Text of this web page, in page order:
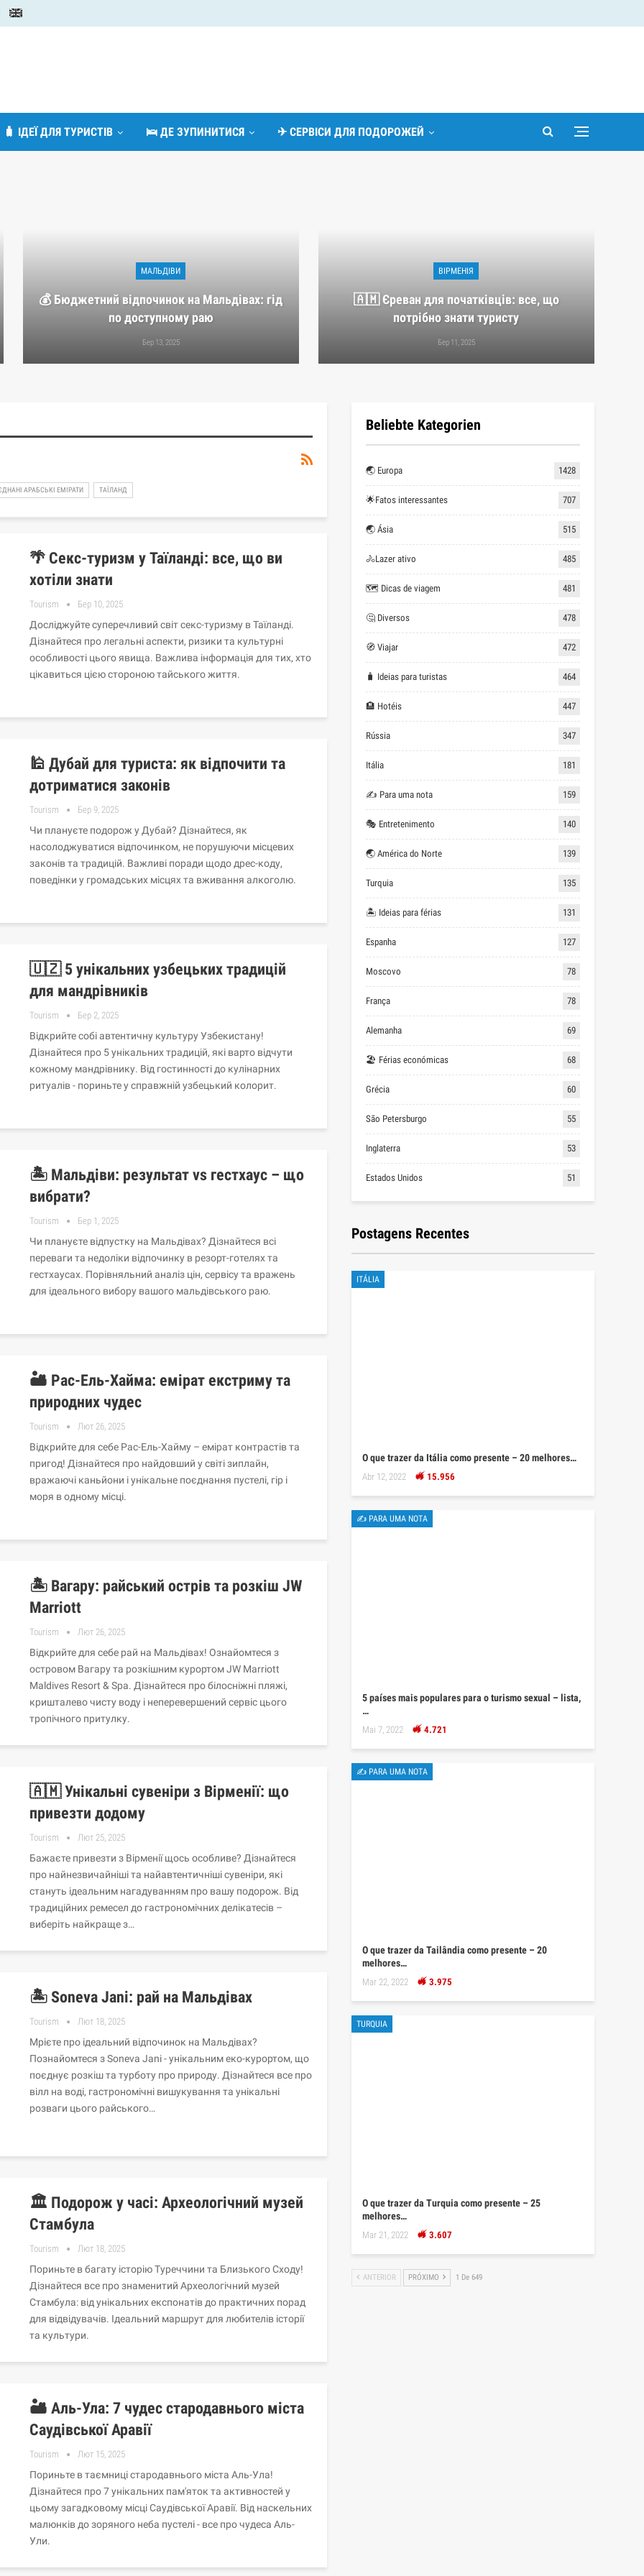
🧳 ІДЕЇ ДЛЯ ТУРИСТІВ 🛌 ДЕ ЗУПИНИТИСЯ ✈ СЕРВІСИ ДЛЯ ПОДОРОЖЕЙ
МАЛЬДІВИ
💰 Бюджетний відпочинок на Мальдівах: гід
по доступному раю
Бер 13, 2025
ВІРМЕНІЯ
🇦🇲 Єреван для початківців: все, що
потрібно знати туристу
Бер 11, 2025
АРАБСЬКІ ЕМІРАТИ ТАЇЛАНД
🌴 Секс-туризм у Таїланді: все, що ви
хотіли знати
Tourism Бер 10, 2025
Досліджуйте суперечливий світ секс-туризму в Таїланді.
Дізнайтеся про легальні аспекти, ризики та культурні
особливості цього явища. Важлива інформація для тих, хто
цікавиться цією стороною тайського життя.
🕌 Дубай для туриста: як відпочити та
дотриматися законів
Tourism Бер 9, 2025
Чи плануєте подорож у Дубай? Дізнайтеся, як
насолоджуватися відпочинком, не порушуючи місцевих
законів та традицій. Важливі поради щодо дрес-коду,
поведінки у громадських місцях та вживання алкоголю.
🇺🇿 5 унікальних узбецьких традицій
для мандрівників
Tourism Бер 2, 2025
Відкрийте собі автентичну культуру Узбекистану!
Дізнайтеся про 5 унікальних традицій, які варто відчути
кожному мандрівнику. Від гостинності до кулінарних
ритуалів - пориньте у справжній узбецький колорит.
🏝️ Мальдіви: результат vs гестхаус – що
вибрати?
Tourism Бер 1, 2025
Чи плануєте відпустку на Мальдівах? Дізнайтеся всі
переваги та недоліки відпочинку в резорт-готелях та
гестхаусах. Порівняльний аналіз цін, сервісу та вражень
для ідеального вибору вашого мальдівського раю.
🏜️ Рас-Ель-Хайма: емірат екстриму та
природних чудес
Tourism Лют 26, 2025
Відкрийте для себе Рас-Ель-Хайму – емірат контрастів та
пригод! Дізнайтеся про найдовший у світі зиплайн,
вражаючі каньйони і унікальне поєднання пустелі, гір і
моря в одному місці.
🏝️ Вагару: райський острів та розкіш JW
Marriott
Tourism Лют 26, 2025
Відкрийте для себе рай на Мальдівах! Ознайомтеся з
островом Вагару та розкішним курортом JW Marriott
Maldives Resort & Spa. Дізнайтеся про білосніжні пляжі,
кришталево чисту воду і неперевершений сервіс цього
тропічного притулку.
🇦🇲 Унікальні сувеніри з Вірменії: що
привезти додому
Tourism Лют 25, 2025
Бажаєте привезти з Вірменії щось особливе? Дізнайтеся
про найнезвичайніші та найавтентичніші сувеніри, які
стануть ідеальним нагадуванням про вашу подорож. Від
традиційних ремесел до гастрономічних делікатесів –
виберіть найкраще з…
🏝️ Soneva Jani: рай на Мальдівах
Tourism Лют 18, 2025
Мрієте про ідеальний відпочинок на Мальдівах?
Познайомтеся з Soneva Jani - унікальним еко-курортом, що
поєднує розкіш та турботу про природу. Дізнайтеся все про
вілл на воді, гастрономічні вишукування та унікальні
розваги цього райського…
🏛️ Подорож у часі: Археологічний музей
Стамбула
Tourism Лют 18, 2025
Пориньте в багату історію Туреччини та Близького Сходу!
Дізнайтеся все про знаменитий Археологічний музей
Стамбула: від унікальних експонатів до практичних порад
для відвідувачів. Ідеальний маршрут для любителів історії
та культури.
🏜️ Аль-Ула: 7 чудес стародавнього міста
Саудівської Аравії
Tourism Лют 15, 2025
Пориньте в таємниці стародавнього міста Аль-Ула!
Дізнайтеся про 7 унікальних пам'яток та активностей у
цьому загадковому місці Саудівської Аравії. Від наскельних
малюнків до зоряного неба пустелі - все про чудеса Аль-
Ули.
Beliebte Kategorien
🌏 Europa 1428
🌟Fatos interessantes 707
🌏 Ásia 515
🚴Lazer ativo 485
🗺 Dicas de viagem 481
🤔 Diversos 478
🧭 Viajar 472
🧳 Ideias para turistas 464
🏨 Hotéis 447
Rússia 347
Itália 181
✍ Para uma nota 159
🎭 Entretenimento 140
🌏 América do Norte 139
Turquia 135
🏝 Ideias para férias 131
Espanha 127
Moscovo 78
França 78
Alemanha 69
🏖 Férias económicas 68
Grécia 60
São Petersburgo 55
Inglaterra 53
Estados Unidos 51
Postagens Recentes
ITÁLIA
O que trazer da Itália como presente – 20 melhores…
Abr 12, 2022 15.956
✍ PARA UMA NOTA
5 países mais populares para o turismo sexual – lista,
…
Mai 7, 2022 4.721
✍ PARA UMA NOTA
O que trazer da Tailândia como presente – 20
melhores…
Mar 22, 2022 3.975
TURQUIA
O que trazer da Turquia como presente – 25
melhores…
Mar 21, 2022 3.607
ANTERIOR PRÓXIMO 1 De 649